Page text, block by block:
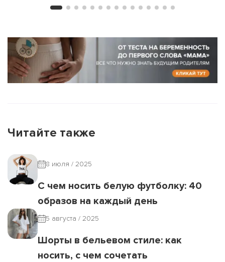
Читайте также
8 июля / 2025
С чем носить белую футболку: 40
образов на каждый день
5 августа / 2025
Шорты в бельевом стиле: как
носить, с чем сочетать